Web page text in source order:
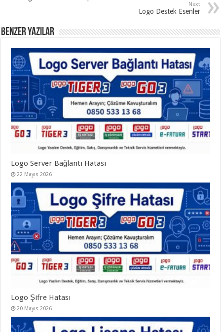
Next
Logo Destek Esenler
Benzer Yazılar
Logo Server Bağlantı Hatası
22 Mayıs 2026
Logo Şifre Hatası
20 Mayıs 2026